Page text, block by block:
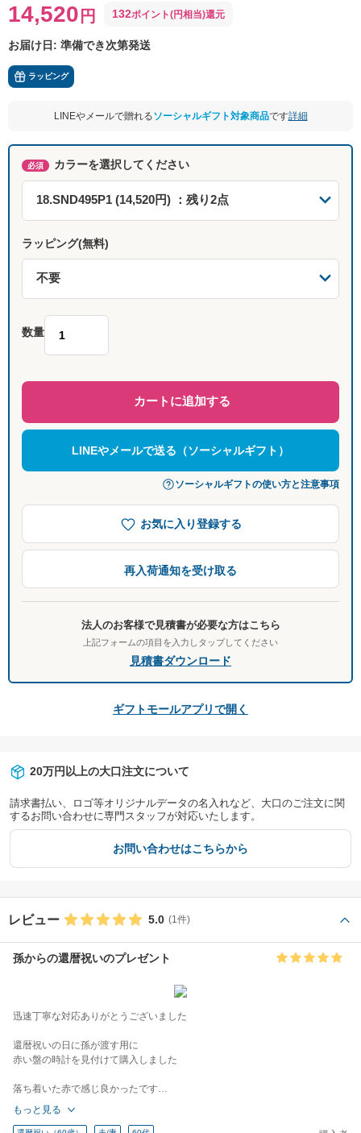
14,520 円 132ポイント(円相当)還元
お届け日: 準備でき次第発送
ラッピング
LINEやメールで贈れるソーシャルギフト対象商品です詳細
必須 カラーを選択してください
ラッピング(無料)
数量
カートに追加する
LINEやメールで送る（ソーシャルギフト）
ソーシャルギフトの使い方と注意事項
お気に入り登録する
再入荷通知を受け取る
法人のお客様で見積書が必要な方はこちら
上記フォームの項目を入力しタップしてください
見積書ダウンロード
ギフトモールアプリで開く
20万円以上の大口注文について
請求書払い、ロゴ等オリジナルデータの名入れなど、大口のご注文に関
するお問い合わせに専門スタッフが対応いたします。
お問い合わせはこちらから
レビュー 5.0 (1件)
孫からの還暦祝いのプレゼント
迅速丁寧な対応ありがとうございました
還暦祝いの日に孫が渡す用に
赤い盤の時計を見付けて購入しました
落ち着いた赤で感じ良かったです
誕生日まで後少し
もっと見る